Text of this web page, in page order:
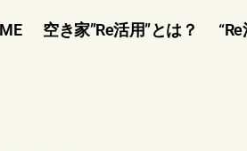
空き家”Re活用”とは？